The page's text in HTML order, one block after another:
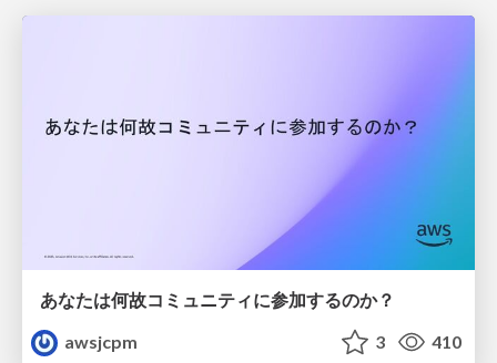
あなたは何故コミュニティに参加するのか？
awsjcpm
3 410